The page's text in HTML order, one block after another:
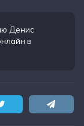
Денис
в